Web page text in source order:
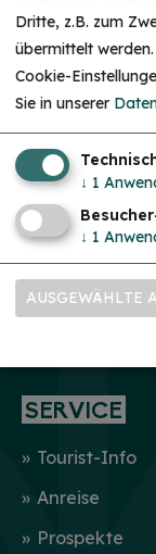
KUR &
Altmühltherme
Altmühlvital
Kurort
Unterkunft
SERVICE
Tourist-Info
Anreise
Prospekte
Dritte, z.B. zum
übermittelt
Cookie-
Sie in unserer
↓ 1
↓ 1
AUSGEWÄHLTE